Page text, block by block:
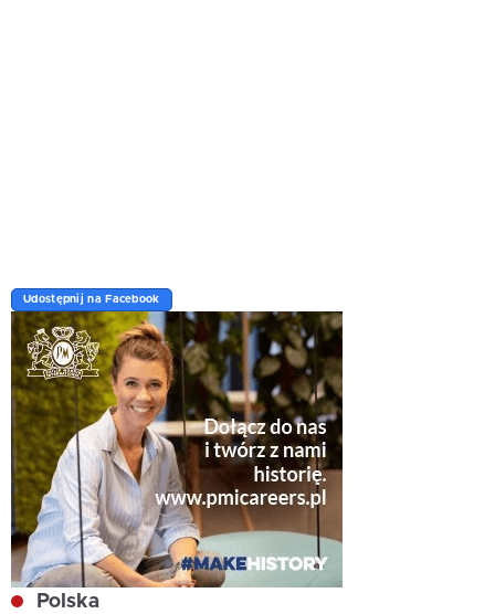
Udostępnij na Facebook
Polska